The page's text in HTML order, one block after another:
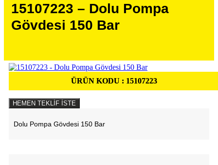
15107223 – Dolu Pompa
Gövdesi 150 Bar
ÜRÜN KODU : 15107223
HEMEN TEKLİF İSTE
Dolu Pompa Gövdesi 150 Bar